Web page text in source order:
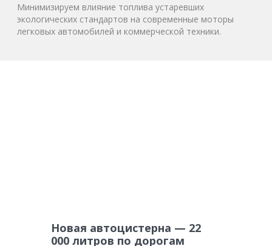
Минимизируем влияние топлива устаревших
экологических стандартов на современные моторы
легковых автомобилей и коммерческой техники.
Новая автоцистерна — 22
000 литров по дорогам